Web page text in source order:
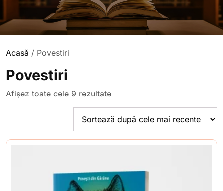
Acasă / Povestiri
Povestiri
Afișez toate cele 9 rezultateSortat
după
cele
mai
recente